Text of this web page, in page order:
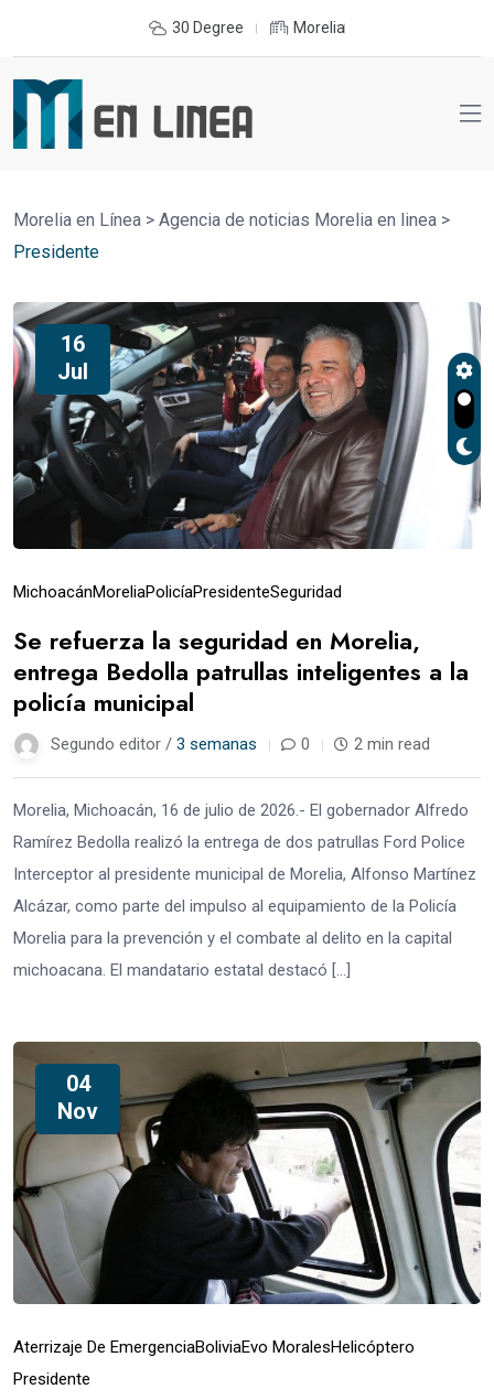
30 Degree Morelia
Morelia en Línea > Agencia de noticias Morelia en linea >
Presidente
16
Jul
MichoacánMoreliaPolicíaPresidenteSeguridad
Se refuerza la seguridad en Morelia,
entrega Bedolla patrullas inteligentes a la
policía municipal
Segundo editor / 3 semanas 0 2 min read
Morelia, Michoacán, 16 de julio de 2026.- El gobernador Alfredo
Ramírez Bedolla realizó la entrega de dos patrullas Ford Police
Interceptor al presidente municipal de Morelia, Alfonso Martínez
Alcázar, como parte del impulso al equipamiento de la Policía
Morelia para la prevención y el combate al delito en la capital
michoacana. El mandatario estatal destacó […]
04
Nov
Aterrizaje De EmergenciaBoliviaEvo MoralesHelicóptero
Presidente